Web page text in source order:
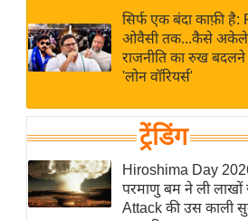
News in
Hindi
News
Hindi
Videos
विशेषज्ञ
राय
खेल
क्रिकेट
IPL
2026
सिर्फ एक बंदा काफ़ी है:
ओवैसी तक...कैसे अकेले
राजनीति का रुख
'लोन वॉरियर्स'
ट्रेंडिंग
Hiroshima Day
परमाणु बम ने ली लाखों
Attack की उस काली